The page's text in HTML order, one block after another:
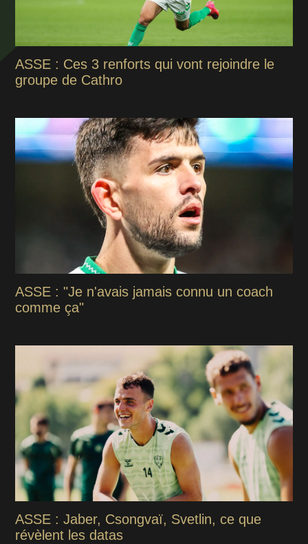
ASSE : Ces 3 renforts qui vont rejoindre le
groupe de Cathro
ASSE : "Je n'avais jamais connu un coach
comme ça"
ASSE : Jaber, Csongvaï, Svetlin, ce que
révèlent les datas